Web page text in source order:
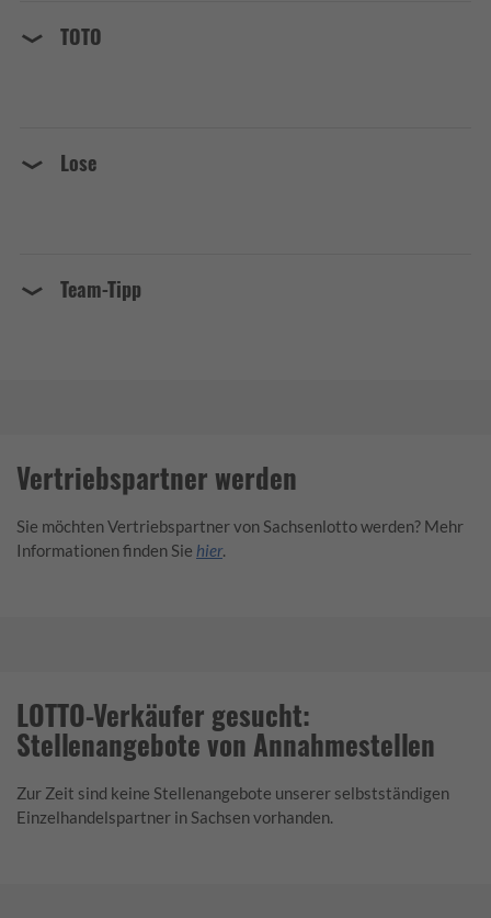
TOTO
Lose
Team-Tipp
Vertriebspartner werden
Sie möchten Vertriebspartner von Sachsenlotto werden? Mehr
Informationen finden Sie hier.
LOTTO-Verkäufer gesucht:
Stellenangebote von Annahmestellen
Zur Zeit sind keine Stellenangebote unserer selbstständigen
Einzelhandelspartner in Sachsen vorhanden.